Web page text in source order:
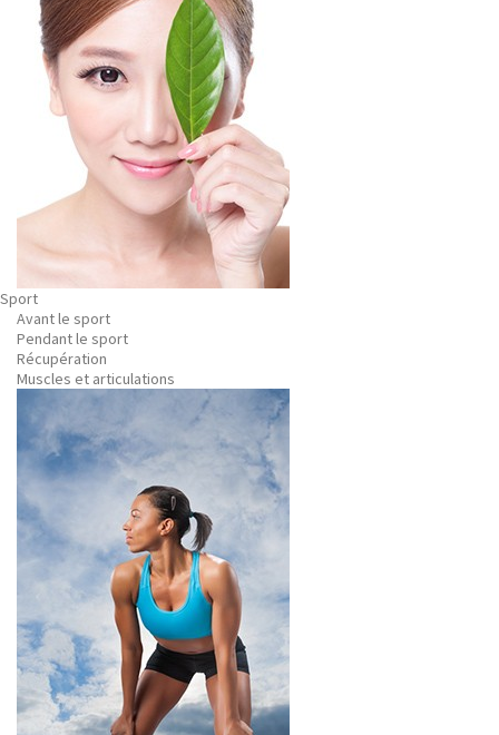
Sport
Avant le sport
Pendant le sport
Récupération
Muscles et articulations